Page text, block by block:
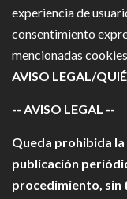
experiencia de
consentimiento
mencionadas
AVISO LEGAL/
-- AVISO LEGAL --
Queda prohibida
publicación
procedimiento, sin